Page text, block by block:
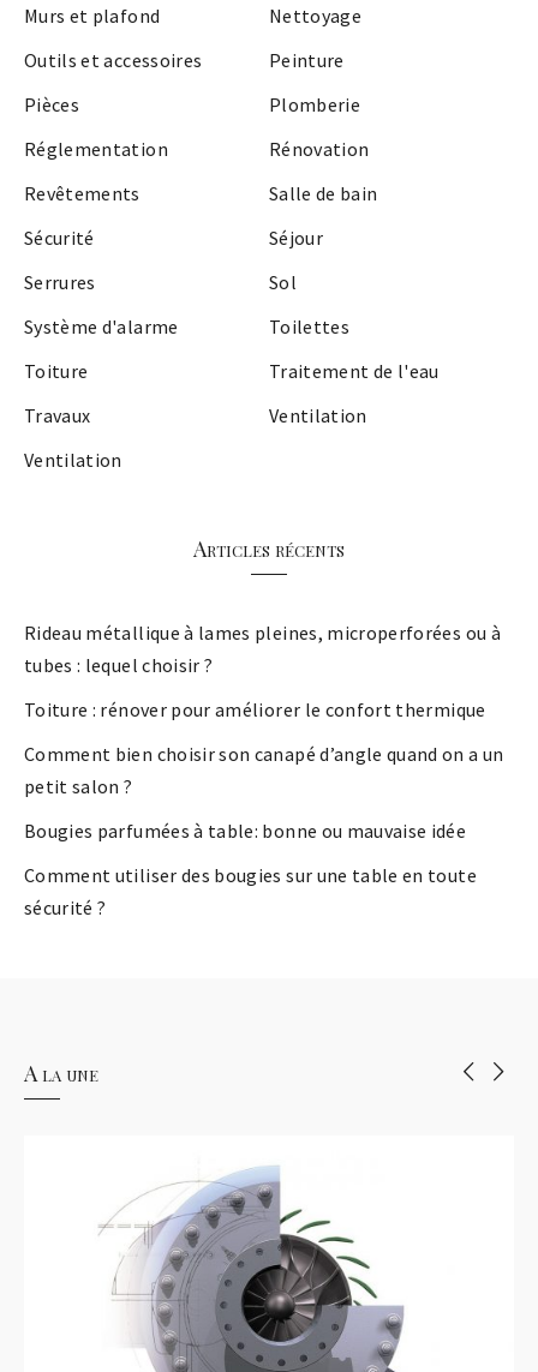
Murs et plafond
Nettoyage
Outils et accessoires
Peinture
Pièces
Plomberie
Réglementation
Rénovation
Revêtements
Salle de bain
Sécurité
Séjour
Serrures
Sol
Système d'alarme
Toilettes
Toiture
Traitement de l'eau
Travaux
Ventilation
Ventilation
Articles récents
Rideau métallique à lames pleines, microperforées ou à
tubes : lequel choisir ?
Toiture : rénover pour améliorer le confort thermique
Comment bien choisir son canapé d’angle quand on a un
petit salon ?
Bougies parfumées à table: bonne ou mauvaise idée
Comment utiliser des bougies sur une table en toute
sécurité ?
A la une